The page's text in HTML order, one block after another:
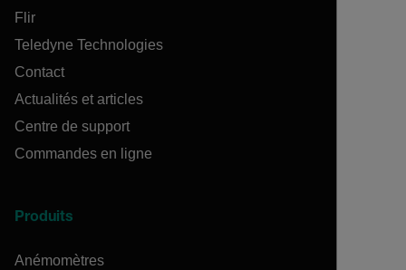
Flir
Teledyne Technologies
Contact
Actualités et articles
Centre de support
Commandes en ligne
Produits
Anémomètres